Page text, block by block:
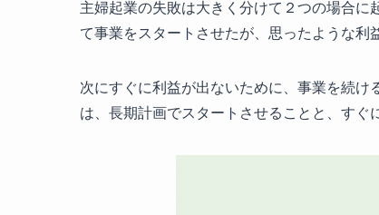
主婦起業の失敗は大きく分けて２つの場合
て事業をスタートさせたが、思ったような利
次にすぐに利益が出ないために、事業を続
は、長期計画でスタートさせることと、すぐ